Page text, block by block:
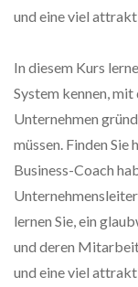
und eine viel
In diesem Kurs
System kennen,
Unternehmen
müssen. Finden Sie
Business-Coach
lernen Sie, ein
und deren
und eine viel